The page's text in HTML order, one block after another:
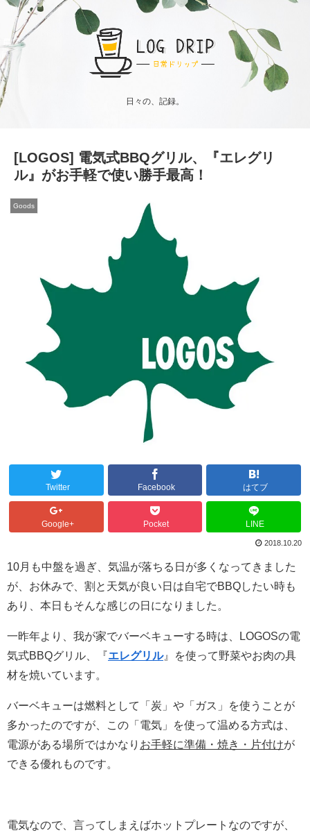
日々の、記録。
[LOGOS] 電気式BBQグリル、『エレグリ
ル』がお手軽で使い勝手最高！
Goods
Twitter Facebook はてブ
Google+ Pocket LINE
2018.10.20
10月も中盤を過ぎ、気温が落ちる日が多くなってきました
が、お休みで、割と天気が良い日は自宅でBBQしたい時も
あり、本日もそんな感じの日になりました。
一昨年より、我が家でバーベキューする時は、LOGOSの電
気式BBQグリル、『エレグリル』を使って野菜やお肉の具
材を焼いています。
バーベキューは燃料として「炭」や「ガス」を使うことが
多かったのですが、この「電気」を使って温める方式は、
電源がある場所ではかなり お手軽に準備・焼き・片付けが
できる優れものです。
電気なので、言ってしまえばホットプレートなのですが、